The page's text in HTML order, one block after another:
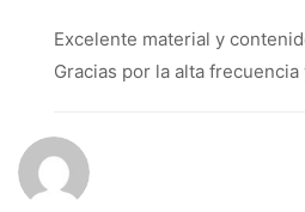
Excelente material y
Gracias por la alta frecuencia